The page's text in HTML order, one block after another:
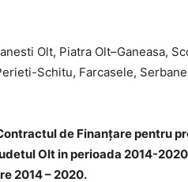
Olt, Piatra Olt–Ganeasa,
Schitu, Farcasele,
de Finanțare pentru
Olt in perioada 2014-
2014– 2020.